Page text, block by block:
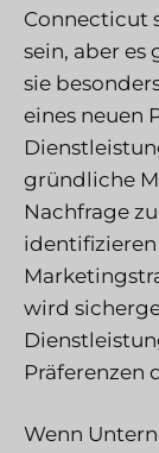
Connecticut
sein, aber
sie
eines neuen
gründliche
Nachfrage
wird
Präferenzen
Wenn